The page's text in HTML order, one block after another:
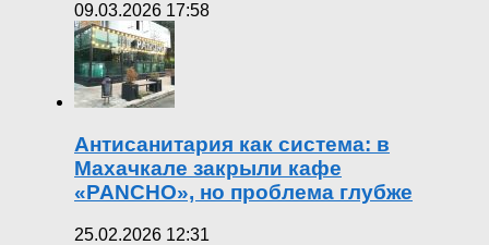
09.03.2026 17:58
Антисанитария как система: в
Махачкале закрыли кафе
«PANCHO», но проблема глубже
25.02.2026 12:31